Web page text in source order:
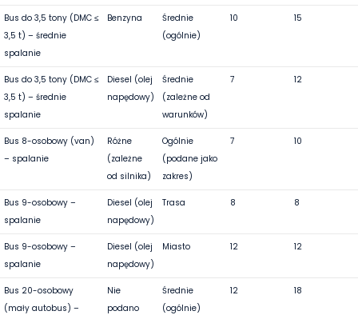
Bus do 3,5 tony (DMC ≤
3,5 t) – średnie
spalanie
Benzyna
Średnie
(ogólnie)
10 15
Bus do 3,5 tony (DMC ≤
3,5 t) – średnie
spalanie
Diesel (olej
napędowy)
Średnie
(zależne od
warunków)
7 12
Bus 8-osobowy (van)
– spalanie
Różne
(zależne
od silnika)
Ogólnie
(podane jako
zakres)
7 10
Bus 9-osobowy –
spalanie
Diesel (olej
napędowy)
Trasa 8 8
Bus 9-osobowy –
spalanie
Diesel (olej
napędowy)
Miasto 12 12
Bus 20-osobowy
(mały autobus) –
Nie
podano
Średnie
(ogólnie)
12 18